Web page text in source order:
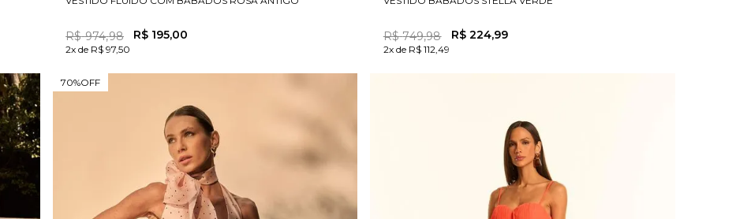
R$ 974,98 R$ 195,00
2x de R$ 97,50
R$ 749,98 R$ 224,99
2x de R$ 112,49
70%OFF